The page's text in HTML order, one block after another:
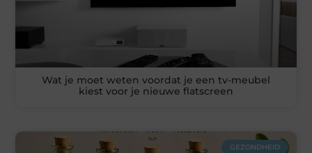
Wat je moet weten voordat je een tv-meubel
kiest voor je nieuwe flatscreen
GEZONDHEID